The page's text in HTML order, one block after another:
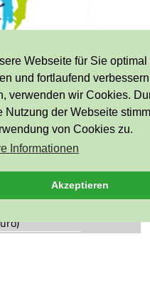
Webseite für Sie optimal
und fortlaufend
verwenden wir Cookies.
Nutzung der Webseite
von Cookies zu.
Informationen
Akzeptieren